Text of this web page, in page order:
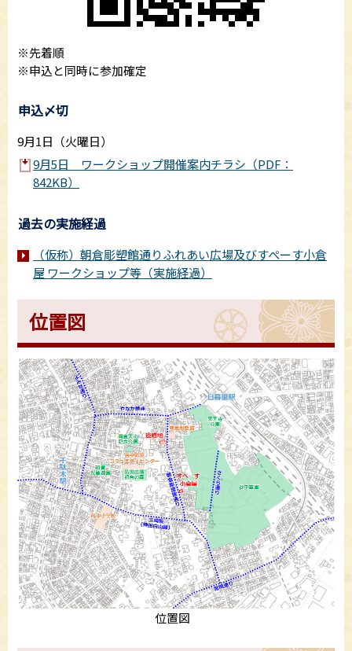
※先着順
※申込と同時に参加確定
申込〆切
9月1日（火曜日）
9月5日 ワークショップ開催案内チラシ（PDF：
842KB）
過去の実施経過
（仮称）朝倉彫塑館通りふれあい広場及びすぺーす小倉
屋 ワークショップ等（実施経過）
位置図
位置図